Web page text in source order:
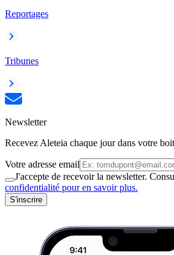
Reportages
Tribunes
Newsletter
Recevez Aleteia chaque jour dans votre
Votre adresse email
J'accepte de recevoir la newsletter.
confidentialité pour en savoir plus.
S'inscrire